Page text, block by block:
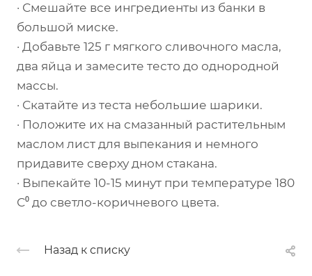
· Смешайте все ингредиенты из банки в
большой миске.
· Добавьте 125 г мягкого сливочного масла,
два яйца и замесите тесто до однородной
массы.
· Скатайте из теста небольшие шарики.
· Положите их на смазанный растительным
маслом лист для выпекания и немного
придавите сверху дном стакана.
· Выпекайте 10-15 минут при температуре 180
С⁰ до светло-коричневого цвета.
Назад к списку